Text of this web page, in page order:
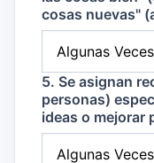
cosas nuevas"
5. Se asignan
personas)
ideas o mejorar